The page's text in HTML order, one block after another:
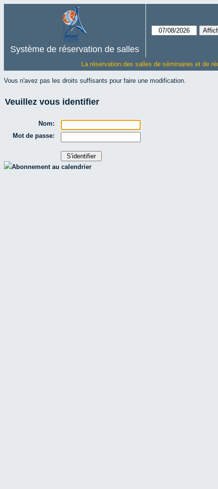
Système de réservation de salles
La réservation des salles de séminaires et de
Vous n'avez pas les droits suffisants pour faire une modification.
Veuillez vous identifier
Nom:
Mot de passe:
Abonnement au calendrier